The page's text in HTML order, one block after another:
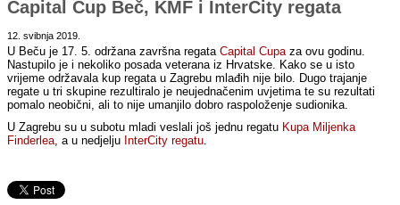
Capital Cup Beč, KMF i InterCity regata
12. svibnja 2019.
U Beču je 17. 5. održana završna regataCapital Cupaza ovu godinu.
Nastupilo je i nekoliko posada veterana iz Hrvatske. Kako se u isto
vrijeme održavala kup regata u Zagrebu mlađih nije bilo. Dugo trajanje
regate u tri skupine rezultiralo je neujednačenim uvjetima te su rezultati
pomalo neobični, ali to nije umanjilo dobro raspoloženje sudionika.
U Zagrebu su u subotu mladi veslali još jednu regatu Kupa Miljenka
Finderlea, a u nedjelju InterCity regatu.